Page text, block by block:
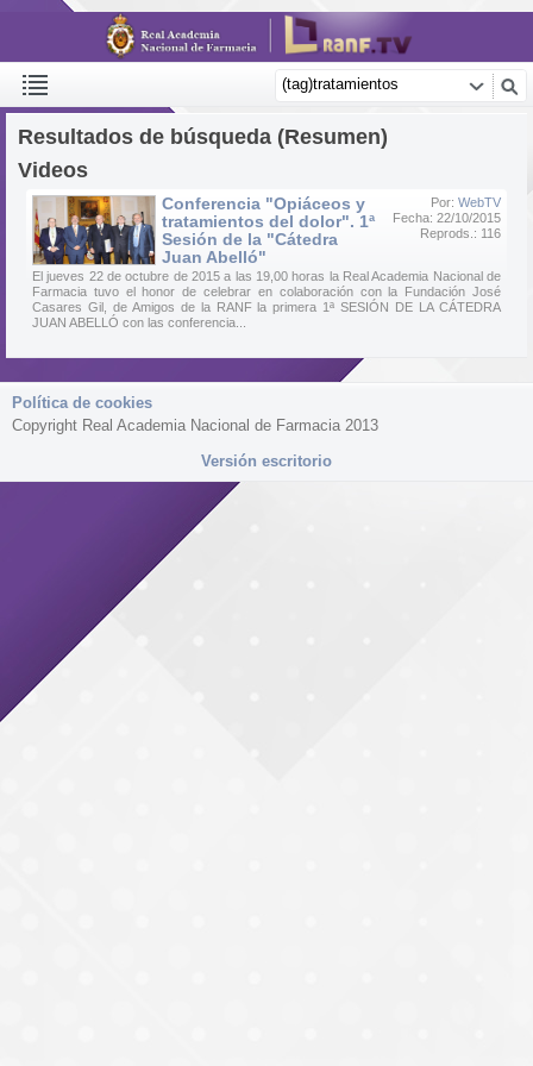
Resultados de búsqueda (Resumen)
Videos
Por: WebTV
Fecha: 22/10/2015
Reprods.: 116
Conferencia "Opiáceos y
tratamientos del dolor". 1ª
Sesión de la "Cátedra
Juan Abelló"
El jueves 22 de octubre de 2015 a las 19,00 horas la Real Academia Nacional de
Farmacia tuvo el honor de celebrar en colaboración con la Fundación José
Casares Gil, de Amigos de la RANF la primera 1ª SESIÓN DE LA CÁTEDRA
JUAN ABELLÓ con las conferencia...
Política de cookies
Copyright Real Academia Nacional de Farmacia 2013
Versión escritorio